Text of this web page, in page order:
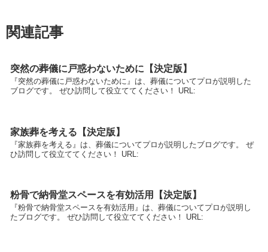
関連記事
突然の葬儀に戸惑わないために【決定版】
『突然の葬儀に戸惑わないために』は、葬儀についてプロが説明した
ブログです。 ぜひ訪問して役立ててください！ URL:
家族葬を考える【決定版】
『家族葬を考える』は、葬儀についてプロが説明したブログです。 ぜ
ひ訪問して役立ててください！ URL:
粉骨で納骨堂スペースを有効活用【決定版】
『粉骨で納骨堂スペースを有効活用』は、葬儀についてプロが説明し
たブログです。 ぜひ訪問して役立ててください！ URL: